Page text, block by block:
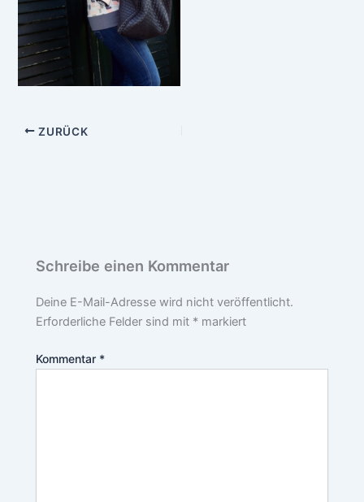
ZURÜCK
Schreibe einen Kommentar
Deine E-Mail-Adresse wird nicht veröffentlicht.
Erforderliche Felder sind mit * markiert
Kommentar *